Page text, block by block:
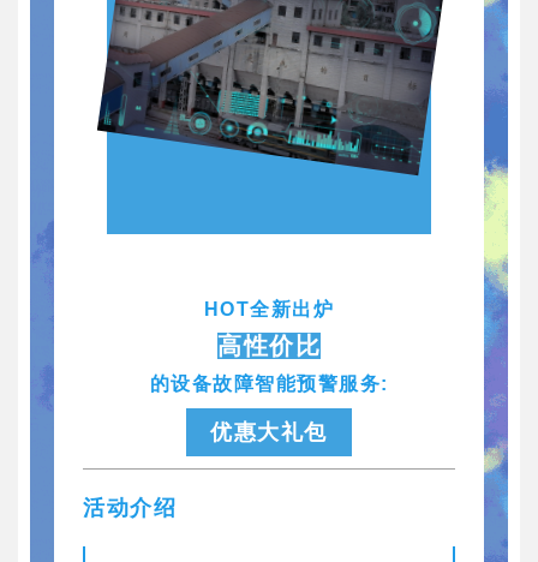
HOT全新出炉
高性价比
的设备故障智能预警服务:
优惠大礼包
活动介绍